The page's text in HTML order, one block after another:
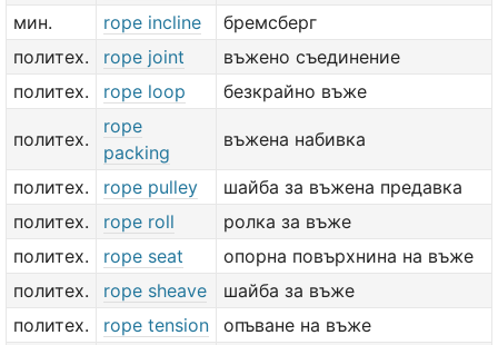
мин.
rope incline
бремсберг
политех.
rope joint
въжено съединение
политех.
rope loop безкрайно въже
политех.
rope
packing
въжена набивка
политех. rope pulley
шайба за въжена предавка
политех.
rope roll
ролка за въже
политех.
rope seat
опорна повърхнина на въже
политех.
rope sheave
шайба за въже
политех.
rope tension
опъване на въже